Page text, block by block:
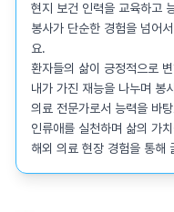
현지 보건 인력을 교육하고
봉사가 단순한 경험을 넘어
요.
환자들의 삶이 긍정적으로
내가 가진 재능을 나누며 봉
의료 전문가로서 능력을 바
인류애를 실천하며 삶의 가
해외 의료 현장 경험을 통해